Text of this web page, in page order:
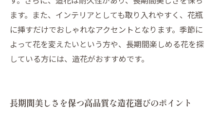
ます。また、インテリアとしても取り入れやすく、花瓶
に挿すだけでおしゃれなアクセントとなります。季節に
よって花を変えたいという方や、長期間楽しめる花を探
している方には、造花がおすすめです。
長期間美しさを保つ高品質な造花選びのポイント